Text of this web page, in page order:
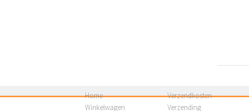
Home
Winkelwagen
Verzendkosten
Verzending